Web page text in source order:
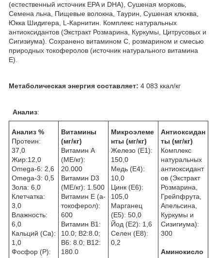
(естественный источник EPA и DHA), Сушеная морковь,
Семена льна, Пищевые волокна, Таурин, Сушеная клюква,
Юкка Шидигера, L-Карнитин. Комплекс натуральных
антиоксидантов (Экстракт Розмарина, Куркумы, Цитрусовых и
Сигизиума). Сохранено витамином С, розмарином и смесью
природных токоферолов (источник натурального витамина
Е).
Метаболическая энергия составляет: 4 083 ккал/кг
Анализ:
Анализ %
Протеин:
37,0
Жир:12,0
Omega-6: 2,6
Omega-3: 0,5
Зола: 6,0
Клетчатка:
3,0
Влажность:
6,0
Кальций (Са):
1,0
Фосфор (P):
Витамины
(мг/кг)
Витамин A
(МЕ/кг):
20.000
Витамин D3
(МЕ/кг): 1.500
Витамин E (a-
токоферол):
600
Витамин В1:
10.0; B2:8.0;
B6: 8.0; B12:
180.0
Микроэлеме
нты (мг/кг)
Железо (E1):
150,0
Медь (Е4):
10,0
Цинк (E6):
105,0
Марганец
(E5): 50,0
Йод (E2): 1,6
Селен (E8):
0,2
Антиоксидан
ты (мг/кг)
Комплекс
натуральных
антиоксидант
ов (Экстракт
Розмарина,
Грейпфрута,
Апельсина,
Куркумы и
Сизигиума):
300
Аминокисло